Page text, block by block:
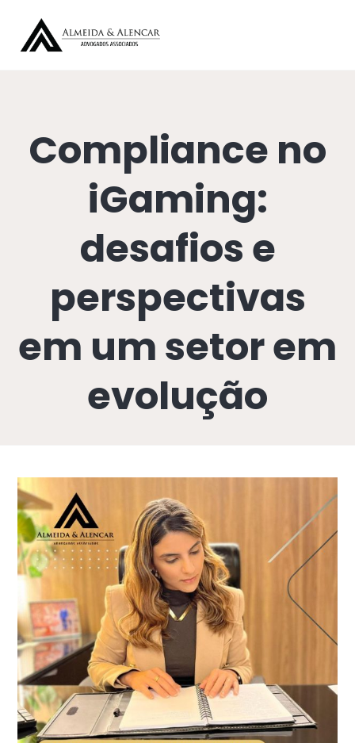
Compliance no
iGaming:
desafios e
perspectivas
em um setor em
evolução